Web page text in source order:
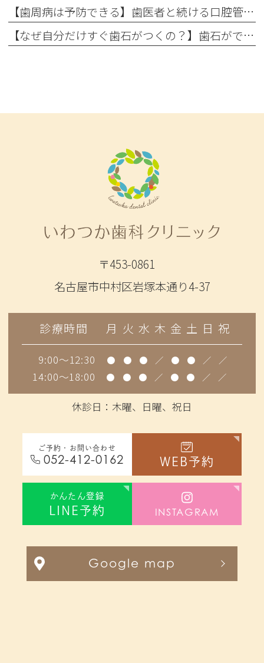
【歯周病は予防できる】歯医者と続ける口腔管理の重要性
【なぜ自分だけすぐ歯石がつくの？】歯石ができやすい人の共通点と今日から変えられる予防習慣
〒453-0861
名古屋市中村区岩塚本通り4-37
診療時間 月 火 水 木 金 土 日 祝
9:00～12:30 ● ● ● ／ ● ● ／ ／
14:00～18:00 ● ● ● ／ ● ● ／ ／
休診日：木曜、日曜、祝日
ご予約・お問い合わせ
052-412-0162 WEB 予約
かんたん登録
LINE 予約 INSTAGRAM
Google map